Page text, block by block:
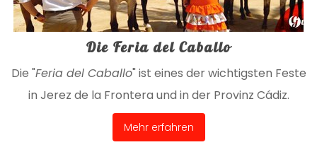
Die Feria del Caballo
Die "Feria del Caballo" ist eines der wichtigsten Feste
in Jerez de la Frontera und in der Provinz Cádiz.
Mehr erfahren